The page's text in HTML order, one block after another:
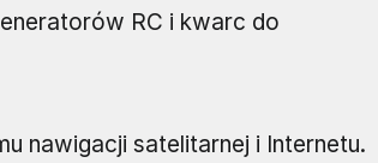
RC i kwarc do
nawigacji satelitarnej i Internetu.